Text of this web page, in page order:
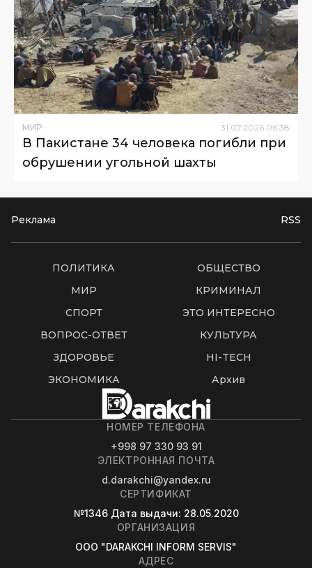
МИР 31.07.2026 06:38
В Пакистане 34 человека погибли при
обрушении угольной шахты
Реклама RSS
ПОЛИТИКА
ОБЩЕСТВО
МИР
КРИМИНАЛ
СПОРТ
ЭТО ИНТЕРЕСНО
ВОПРОС-ОТВЕТ
КУЛЬТУРА
ЗДОРОВЬЕ
HI-TECH
ЭКОНОМИКА
Архив
НОМЕР ТЕЛЕФОНА
+998 97 330 93 91
ЭЛЕКТРОННАЯ ПОЧТА
d.darakchi@yandex.ru
СЕРТИФИКАТ
№1346 Дата выдачи: 28.05.2020
ОРГАНИЗАЦИЯ
OOO "DARAKCHI INFORM SERVIS"
АДРЕС